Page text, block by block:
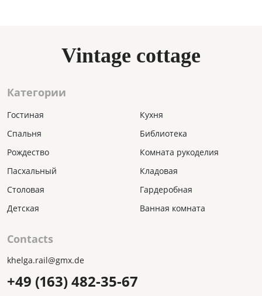
Vintage cottage
Категории
Гостиная
Спальня
Рождество
Пасхальный
Столовая
Детская
Кухня
Библиотека
Комната рукоделия
Кладовая
Гардеробная
Ванная комната
Contacts
khelga.rail@gmx.dе
+49 (163) 482-35-67